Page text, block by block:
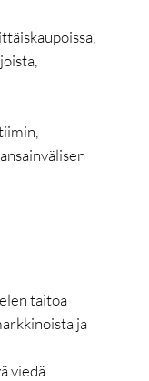
taitoa
ja
viedä